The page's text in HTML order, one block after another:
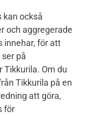
kan också
och aggregerade
innehar, för att
på
Om du
Tikkurila på en
att göra,
för